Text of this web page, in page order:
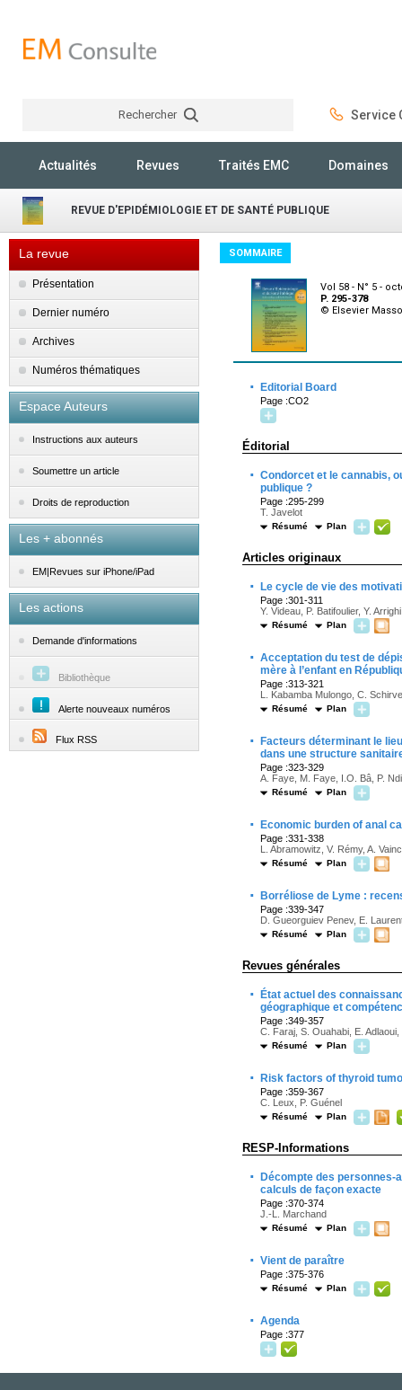
Rechercher Service
Actualités Revues Traités EMC Domaines
REVUE D'EPIDÉMIOLOGIE ET DE SANTÉ PUBLIQUE
La revue
Présentation
Dernier numéro
Archives
Numéros thématiques
Espace Auteurs
Instructions aux auteurs
Soumettre un article
Droits de reproduction
Les + abonnés
EM|Revues sur iPhone/iPad
Les actions
Demande d'informations
Bibliothèque
Alerte nouveaux numéros
Flux RSS
SOMMAIRE
Vol 58 - N° 5 -
P. 295-378
© Elsevier
· Editorial Board
Page :CO2
Éditorial
· Condorcet et le cannabis,
publique ?
Page :295-299
T. Javelot
Résumé Plan
Articles originaux
· Le cycle de vie des
Page :301-311
Y. Videau, P. Batifoulier, Y.
Résumé Plan
· Acceptation du test de
mère à l’enfant en
Page :313-321
L. Kabamba Mulongo, C.
Résumé Plan
·
Facteurs déterminant le
dans une structure
Page :323-329
A. Faye, M. Faye, I.O. Bâ, P.
Résumé Plan
· Economic burden of anal
Page :331-338
L. Abramowitz, V. Rémy, A.
Résumé Plan
· Borréliose de Lyme :
Page :339-347
D. Gueorguiev Penev, E.
Résumé Plan
Revues générales
·
État actuel des
géographique et
Page :349-357
C. Faraj, S. Ouahabi, E. Adlaoui,
Résumé Plan
· Risk factors of thyroid
Page :359-367
C. Leux, P. Guénel
Résumé Plan
RESP-Informations
·
Décompte des personnes-
calculs de façon exacte
Page :370-374
J.-L. Marchand
Résumé Plan
· Vient de paraître
Page :375-376
Résumé Plan
· Agenda
Page :377